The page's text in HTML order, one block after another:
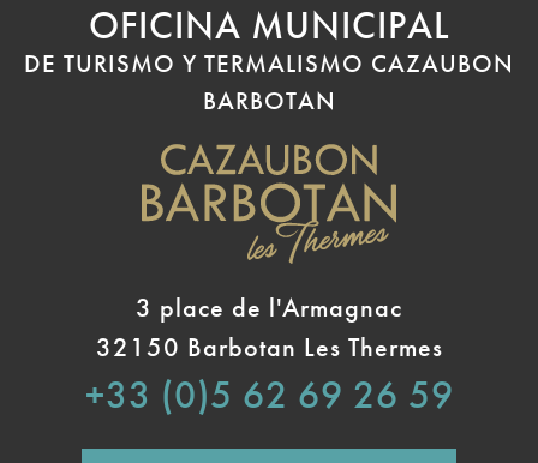
OFICINA MUNICIPAL
DE TURISMO Y TERMALISMO CAZAUBON
BARBOTAN
3 place de l'Armagnac
32150 Barbotan Les Thermes
+33 (0)5 62 69 26 59